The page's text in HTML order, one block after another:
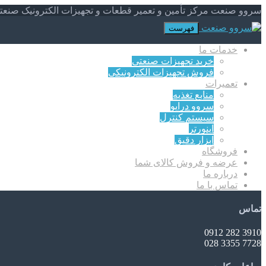
سروو صنعت مرکز تأمین و تعمیر قطعات و تجهیزات الکترونیک
فهرست
خدمات ما
خرید تجهیزات صنعتی
فروش تجهیزات الکترونیکی
تعمیرات
منابع تغذیه
سروو درایو
سیستم کنترل
اینورتر
ابزار دقیق
فروشگاه
عرضه و فروش کالای شما
درباره ما
تماس با ما
تماس
3910 282 0912
7728 3355 028